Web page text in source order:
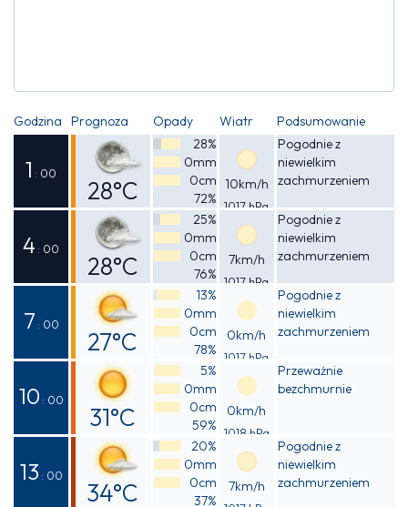
Godzina Prognoza Opady Wiatr Podsumowanie
1 : 00
28°C
Odczuwalna
30°C
28%
0mm
0cm
72%
10km/h
1017 hPa
Pogodnie z
niewielkim
zachmurzeniem
4 : 00
28°C
Odczuwalna
30°C
25%
0mm
0cm
76%
7km/h
1017 hPa
Pogodnie z
niewielkim
zachmurzeniem
7 : 00
27°C
Odczuwalna
30°C
13%
0mm
0cm
78%
0km/h
1017 hPa
Pogodnie z
niewielkim
zachmurzeniem
10 : 00
31°C
Odczuwalna
34°C
5%
0mm
0cm
59%
0km/h
1018 hPa
Przeważnie
bezchmurnie
13 : 00
34°C
20%
0mm
0cm
37%
7km/h
Pogodnie z
niewielkim
zachmurzeniem